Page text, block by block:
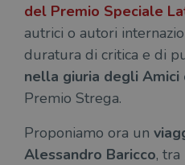
del Premio Speciale
autrici o autori
duratura di critica e di
nella giuria degli
Premio Strega.
Proponiamo ora un
Alessandro Baricco, tra